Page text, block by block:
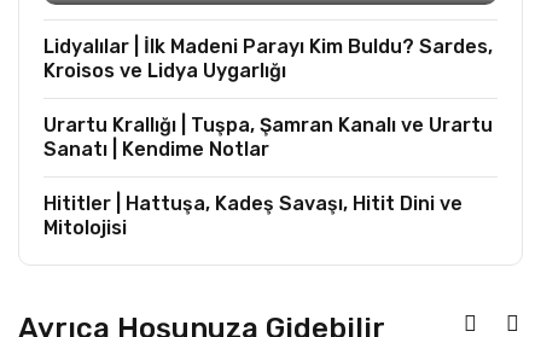
Lidyalılar | İlk Madeni Parayı Kim Buldu? Sardes,
Kroisos ve Lidya Uygarlığı
Urartu Krallığı | Tuşpa, Şamran Kanalı ve Urartu
Sanatı | Kendime Notlar
Hititler | Hattuşa, Kadeş Savaşı, Hitit Dini ve
Mitolojisi
Ayrıca Hoşunuza Gidebilir